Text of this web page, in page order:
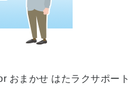
おまかせ はたラクサポート